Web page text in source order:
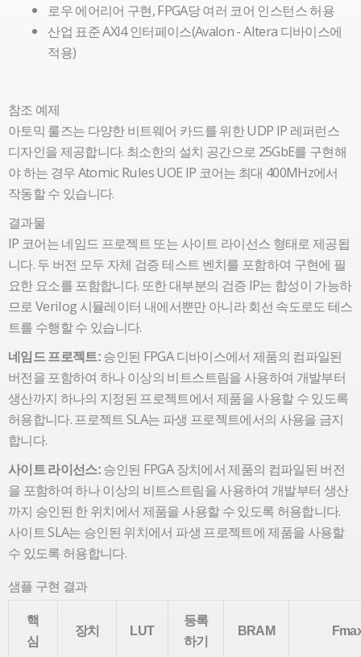
로우 에어리어 구현, FPGA당 여러 코어 인스턴스 허용
산업 표준 AXI4 인터페이스(Avalon - Altera 디바이스에
적용)
제
목
제
목
참조 예제
아토믹 룰즈는 다양한 비트웨어 카드를 위한 UDP IP 레퍼런스
디자인을 제공합니다. 최소한의 설치 공간으로 25GbE를 구현해
야 하는 경우 Atomic Rules UOE IP 코어는 최대 400MHz에서
작동할 수 있습니다.
결과물
IP 코어는 네임드 프로젝트 또는 사이트 라이선스 형태로 제공됩
니다. 두 버전 모두 자체 검증 테스트 벤치를 포함하여 구현에 필
요한 요소를 포함합니다. 또한 대부분의 검증 IP는 합성이 가능하
므로 Verilog 시뮬레이터 내에서뿐만 아니라 회선 속도로도 테스
트를 수행할 수 있습니다.
네임드 프로젝트: 승인된 FPGA 디바이스에서 제품의 컴파일된
버전을 포함하여 하나 이상의 비트스트림을 사용하여 개발부터
생산까지 하나의 지정된 프로젝트에서 제품을 사용할 수 있도록
허용합니다. 프로젝트 SLA는 파생 프로젝트에서의 사용을 금지
합니다.
사이트 라이선스: 승인된 FPGA 장치에서 제품의 컴파일된 버전
을 포함하여 하나 이상의 비트스트림을 사용하여 개발부터 생산
까지 승인된 한 위치에서 제품을 사용할 수 있도록 허용합니다.
사이트 SLA는 승인된 위치에서 파생 프로젝트에 제품을 사용할
수 있도록 허용합니다.
샘플 구현 결과
핵
심
장치 LUT
등록
하기
BRAM